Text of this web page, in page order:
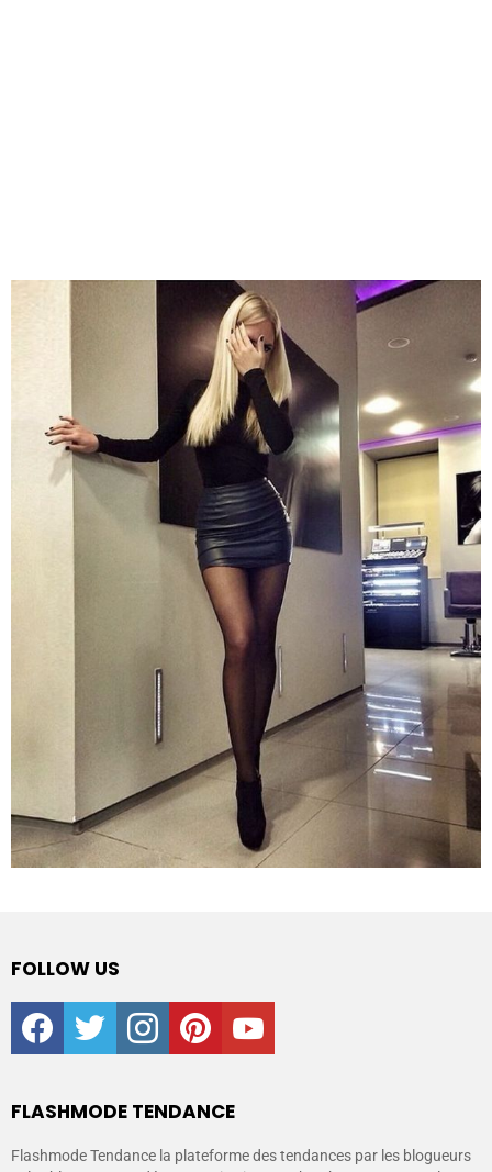
FOLLOW US
facebooktwitter instagrampinterestyoutube
FLASHMODE TENDANCE
Flashmode Tendance la plateforme des tendances par les blogueurs